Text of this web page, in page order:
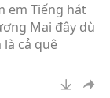
hưởng phúc
Đàng.
em Tiếng hát
Mai đây dù
là cả quê